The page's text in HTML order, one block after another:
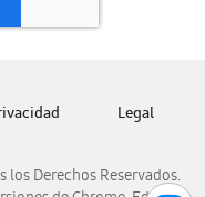
Derechos Reservados.
Legal